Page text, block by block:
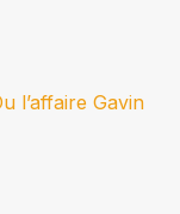
l’affaire Gavin